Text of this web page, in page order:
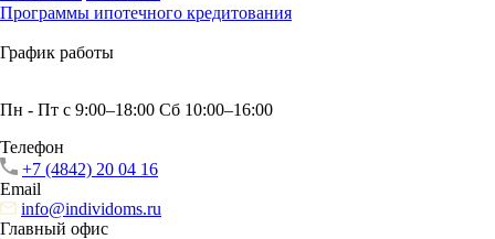
Программы ипотечного кредитования
График работы
Пн - Пт с 9:00–18:00 Сб 10:00–16:00
Телефон
+7 (4842) 20 04 16
Email
info@individoms.ru
Главный офис